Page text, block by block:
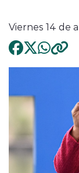
Viernes 14 de